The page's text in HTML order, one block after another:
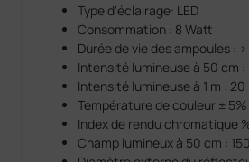
Type d'éclairage: LED
Consommation : 8 Watt
Durée de vie des ampoules :
Intensité lumineuse à 50 cm
Intensité lumineuse à 1 m :
Température de couleur ± 5%
Index de rendu chromatique
Champ lumineux à 50 cm :